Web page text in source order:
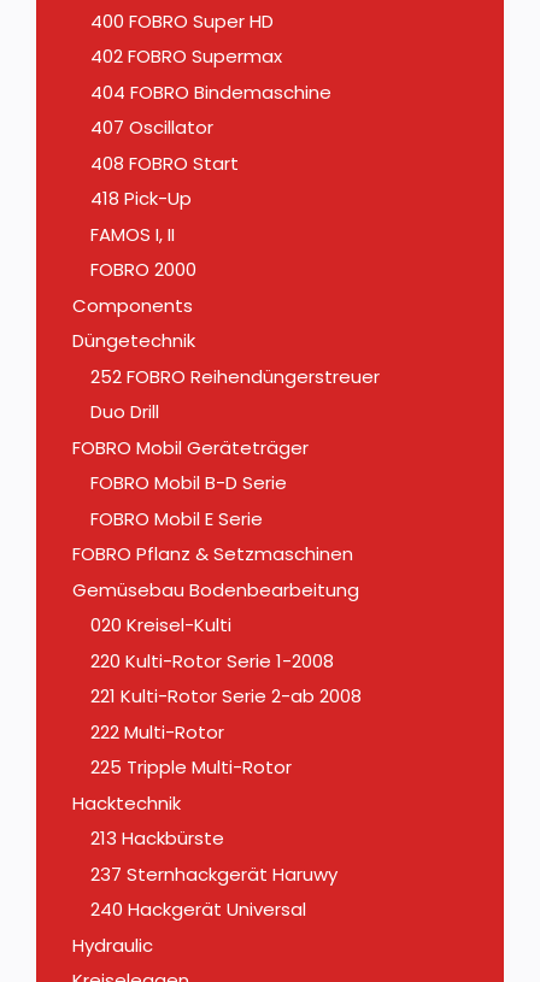
400 FOBRO Super HD
402 FOBRO Supermax
404 FOBRO Bindemaschine
407 Oscillator
408 FOBRO Start
418 Pick-Up
FAMOS I, II
FOBRO 2000
Components
Düngetechnik
252 FOBRO Reihendüngerstreuer
Duo Drill
FOBRO Mobil Geräteträger
FOBRO Mobil B-D Serie
FOBRO Mobil E Serie
FOBRO Pflanz & Setzmaschinen
Gemüsebau Bodenbearbeitung
020 Kreisel-Kulti
220 Kulti-Rotor Serie 1-2008
221 Kulti-Rotor Serie 2-ab 2008
222 Multi-Rotor
225 Tripple Multi-Rotor
Hacktechnik
213 Hackbürste
237 Sternhackgerät Haruwy
240 Hackgerät Universal
Hydraulic